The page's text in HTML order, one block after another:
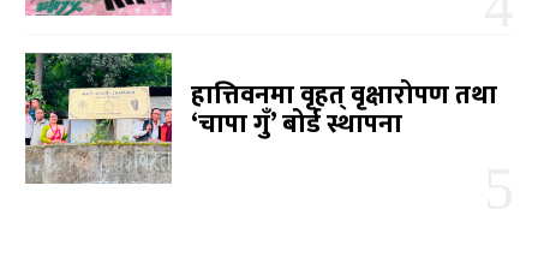
हात्तिवनमा वृहत् वृक्षारोपण तथा
‘चापा गुँ’ बोर्ड स्थापना